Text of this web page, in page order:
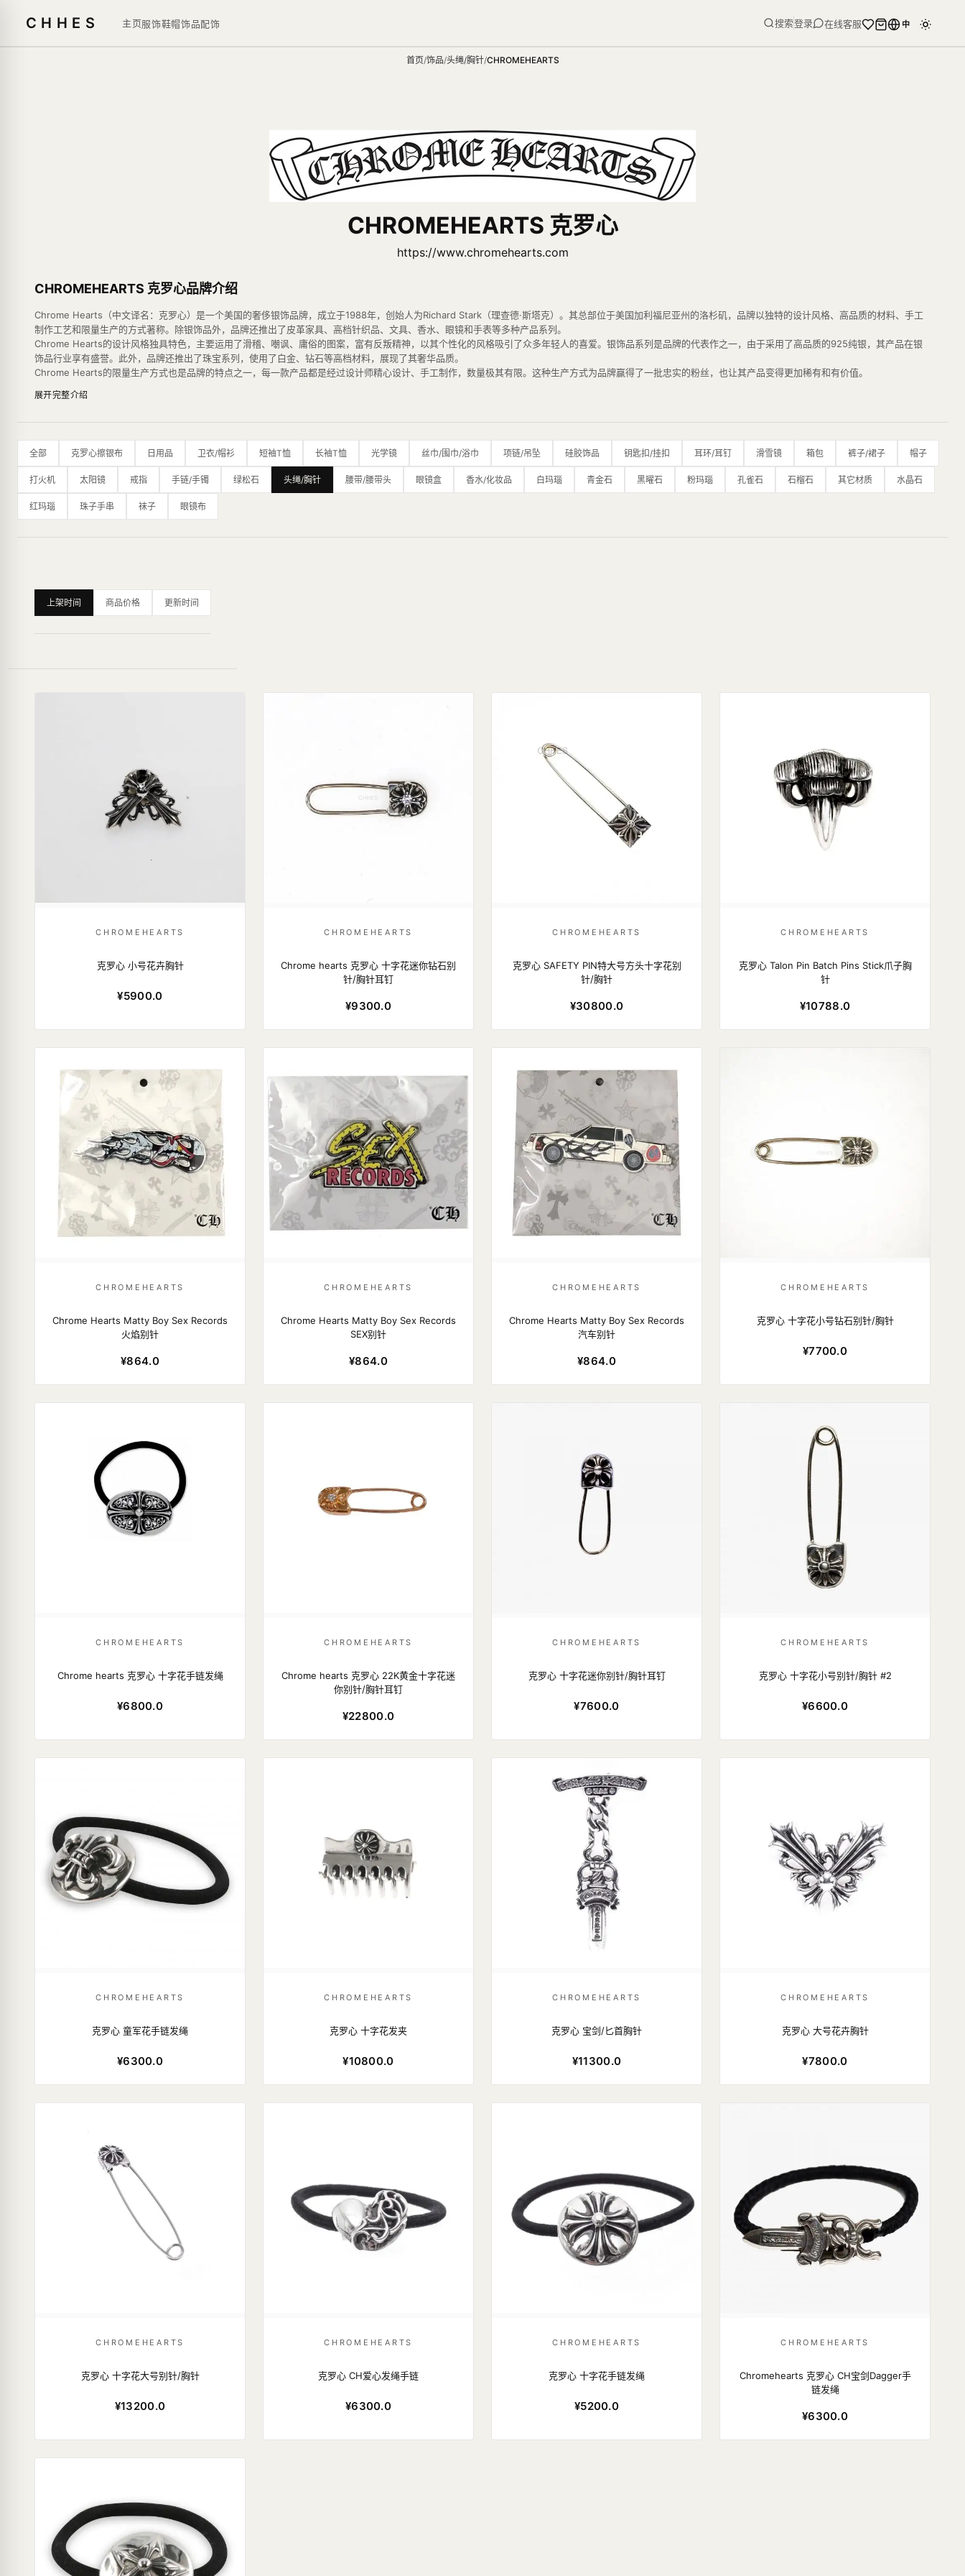
CHHES 主页服饰鞋帽饰品配饰 搜索登录 在线客服 中
首页/饰品/头绳/胸针/CHROMEHEARTS
CHROMEHEARTS 克罗心
https://www.chromehearts.com
CHROMEHEARTS 克罗心品牌介绍
Chrome Hearts（中文译名：克罗心）是一个美国的奢侈银饰品牌，成立于1988年，创始人为Richard Stark（理查德·斯塔克）。其总部位于美国加利福尼亚州的洛杉矶，品牌以独特的设计风格、高品质的材料、手工
制作工艺和限量生产的方式著称。除银饰品外，品牌还推出了皮革家具、高档针织品、文具、香水、眼镜和手表等多种产品系列。
Chrome Hearts的设计风格独具特色，主要运用了滑稽、嘲讽、庸俗的图案，富有反叛精神，以其个性化的风格吸引了众多年轻人的喜爱。银饰品系列是品牌的代表作之一，由于采用了高品质的925纯银，其产品在银
饰品行业享有盛誉。此外，品牌还推出了珠宝系列，使用了白金、钻石等高档材料，展现了其奢华品质。
Chrome Hearts的限量生产方式也是品牌的特点之一，每一款产品都是经过设计师精心设计、手工制作，数量极其有限。这种生产方式为品牌赢得了一批忠实的粉丝，也让其产品变得更加稀有和有价值。
牌的高品质和工艺水平。
展开完整介绍
全部 克罗心擦银布 日用品 卫衣/帽衫 短袖T恤 长袖T恤 光学镜 丝巾/围巾/浴巾 项链/吊坠 硅胶饰品 钥匙扣/挂扣 耳环/耳钉 滑雪镜 箱包 裤子/裙子 帽子
打火机 太阳镜 戒指 手链/手镯 绿松石 头绳/胸针 腰带/腰带头 眼镜盒 香水/化妆品 白玛瑙 青金石 黑曜石 粉玛瑙 孔雀石 石榴石 其它材质 水晶石
红玛瑙 珠子手串 袜子 眼镜布
上架时间 商品价格 更新时间
CHROMEHEARTS
克罗心 小号花卉胸针
¥5900.0
CHROMEHEARTS
Chrome hearts 克罗心 十字花迷你钻石别
针/胸针耳钉
¥9300.0
CHROMEHEARTS
克罗心 SAFETY PIN特大号方头十字花别
针/胸针
¥30800.0
CHROMEHEARTS
克罗心 Talon Pin Batch Pins Stick爪子胸
针
¥10788.0
CHROMEHEARTS
Chrome Hearts Matty Boy Sex Records
火焰别针
¥864.0
CHROMEHEARTS
Chrome Hearts Matty Boy Sex Records
SEX别针
¥864.0
CHROMEHEARTS
Chrome Hearts Matty Boy Sex Records
汽车别针
¥864.0
CHROMEHEARTS
克罗心 十字花小号钻石别针/胸针
¥7700.0
CHROMEHEARTS
Chrome hearts 克罗心 十字花手链发绳
¥6800.0
CHROMEHEARTS
Chrome hearts 克罗心 22K黄金十字花迷
你别针/胸针耳钉
¥22800.0
CHROMEHEARTS
克罗心 十字花迷你别针/胸针耳钉
¥7600.0
CHROMEHEARTS
克罗心 十字花小号别针/胸针 #2
¥6600.0
CHROMEHEARTS
克罗心 童军花手链发绳
¥6300.0
CHROMEHEARTS
克罗心 十字花发夹
¥10800.0
CHROMEHEARTS
克罗心 宝剑/匕首胸针
¥11300.0
CHROMEHEARTS
克罗心 大号花卉胸针
¥7800.0
CHROMEHEARTS
克罗心 十字花大号别针/胸针
¥13200.0
CHROMEHEARTS
克罗心 CH爱心发绳手链
¥6300.0
CHROMEHEARTS
克罗心 十字花手链发绳
¥5200.0
CHROMEHEARTS
Chromehearts 克罗心 CH宝剑Dagger手
链发绳
¥6300.0